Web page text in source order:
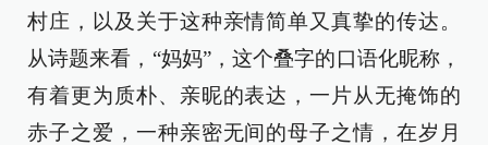
村庄，以及关于这种亲情简单又真挚的传达。
从诗题来看，“妈妈”，这个叠字的口语化昵称，
有着更为质朴、亲昵的表达，一片从无掩饰的
赤子之爱，一种亲密无间的母子之情，在岁月